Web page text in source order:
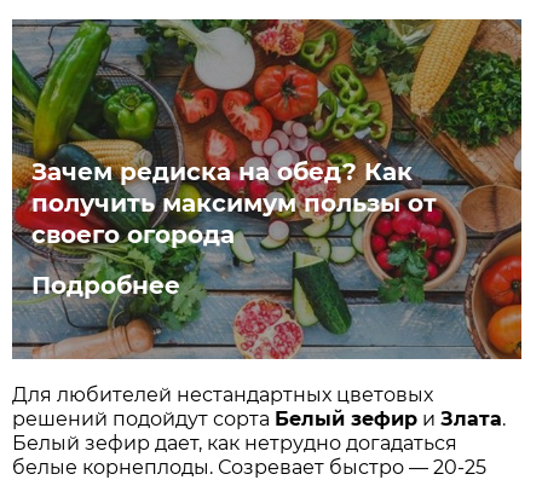
Зачем редиска на обед? Как
получить максимум пользы от
своего огорода
Подробнее
Для любителей нестандартных цветовых
решений подойдут сорта Белый зефир иЗлата.
Белый зефир дает, как нетрудно догадаться
белые корнеплоды. Созревает быстро — 20-25